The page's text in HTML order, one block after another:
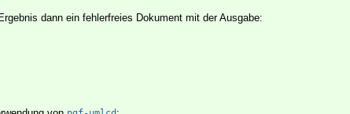
dann ein fehlerfreies Dokument mit der Ausgabe: